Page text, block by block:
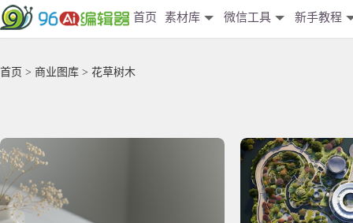
首页 素材库 微信工具 新手教程
首页 > 商业图库 > 花草树木